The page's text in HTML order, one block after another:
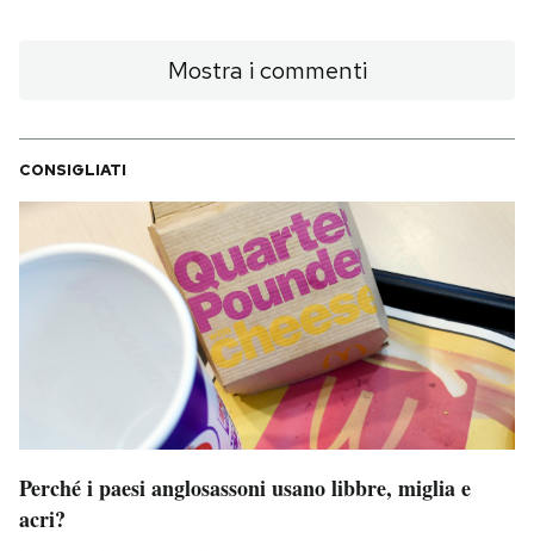
Mostra i commenti
CONSIGLIATI
Perché i paesi anglosassoni usano libbre, miglia e
acri?